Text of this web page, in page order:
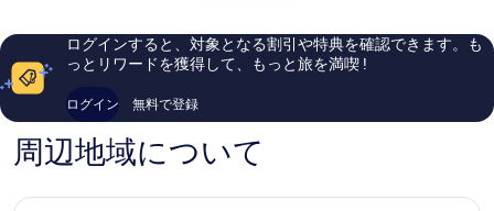
て
の
写
真
を
を
表
示
す
テ
ア
ン
ゾ
ー
コ
1,004
件
の
口
ミ
マ
リ
し
い、
の
ログインすると、対象となる割引や特典を確認できます。も
っとリワードを獲得して、もっと旅を満喫 !
ログイン 無料で登録
周辺地域について